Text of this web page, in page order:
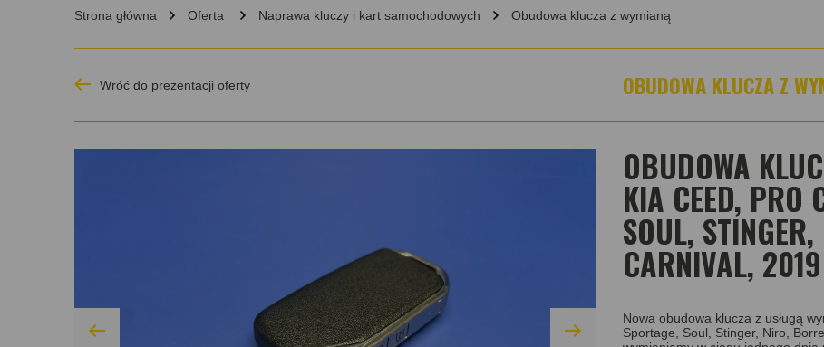
Strona główna Oferta Naprawa kluczy i kart samochodowych Obudowa klucza z wymianą
Wróć do prezentacji oferty OBUDOWA KLUCZA Z
OBUDOWA
KIA CEED, PRO
SOUL,
CARNIVAL,
Nowa obudowa klucza z usługą
Sportage, Soul, Stinger, Niro,